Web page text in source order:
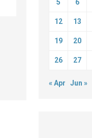
5 6
12 13
19 20
26 27
« Apr Jun »